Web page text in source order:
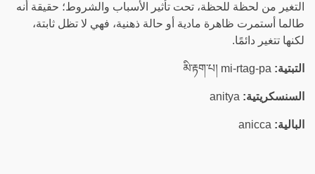
التغير من لحظة للحظة، تحت تأثير الأسباب والشروط؛ حقيقة أنه
طالما أستمرت ظاهرة مادية أو حالة ذهنية، فهي لا تظل ثابتة،
لكنها تتغير دائمًا.
التبتية:
السنسكريتية:
البالية: